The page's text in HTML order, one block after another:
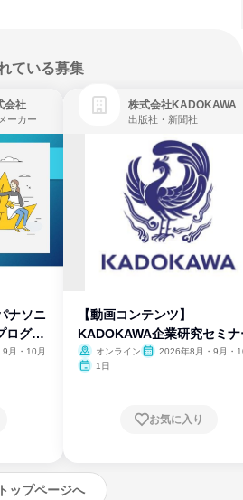
ている募集
会社
ーカー
ナソニ
ログラ
月・10月
株式会社KADOKAWA
出版社・新聞社
【動画コンテンツ】
KADOKAWA企業研究セミナ
オンライン
2026年8月・9月・
1日
お気に入り
トップページへ